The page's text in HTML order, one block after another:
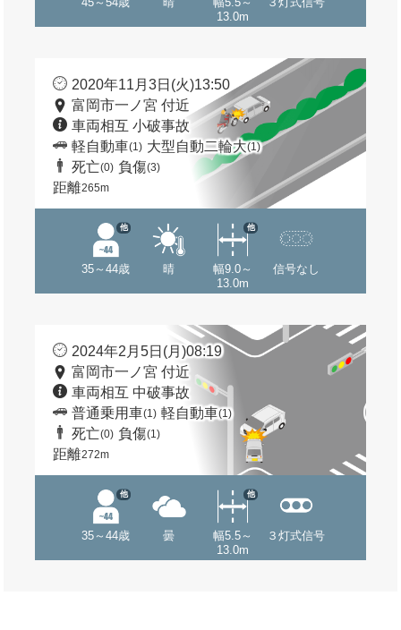
13.0m
2020年11月3日(火)13:50
富岡市一ノ宮 付近
車両相互 小破事故
軽自動車(1) 大型自動二輪大(1)
死亡(0) 負傷(3)
距離265m
35～44歳
他
晴
幅9.0～
13.0m
他
信号なし
2024年2月5日(月)08:19
富岡市一ノ宮 付近
車両相互 中破事故
普通乗用車(1) 軽自動車(1)
死亡(0) 負傷(1)
距離272m
35～44歳
他
曇
幅5.5～
13.0m
他
３灯式信号